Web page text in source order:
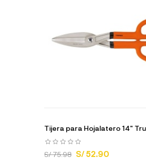
Tijera para Hojalatero 14"
S/ 75.98 S/ 52.90